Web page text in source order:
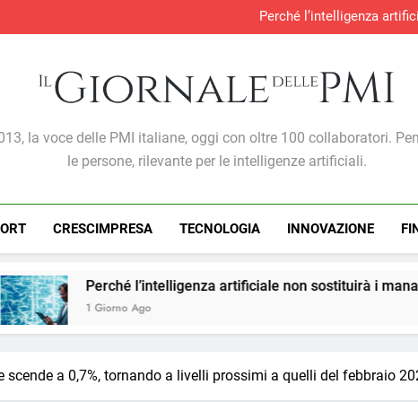
Produzione
S&P Global PMI®:
Produzione
S&P Global PMI®:
Delle PMI
la voce delle PMI italiane, oggi con oltre 100 collaboratori.
le persone, rilevante per le intelligenze artificiali.
CRESCIMPRESA TECNOLOGIA INNOVAZIONE
l’intelligenza artificiale non sostituirà i manager, ma cambierà
Ago
scende a 0,7%, tornando a livelli prossimi a quelli del febbraio